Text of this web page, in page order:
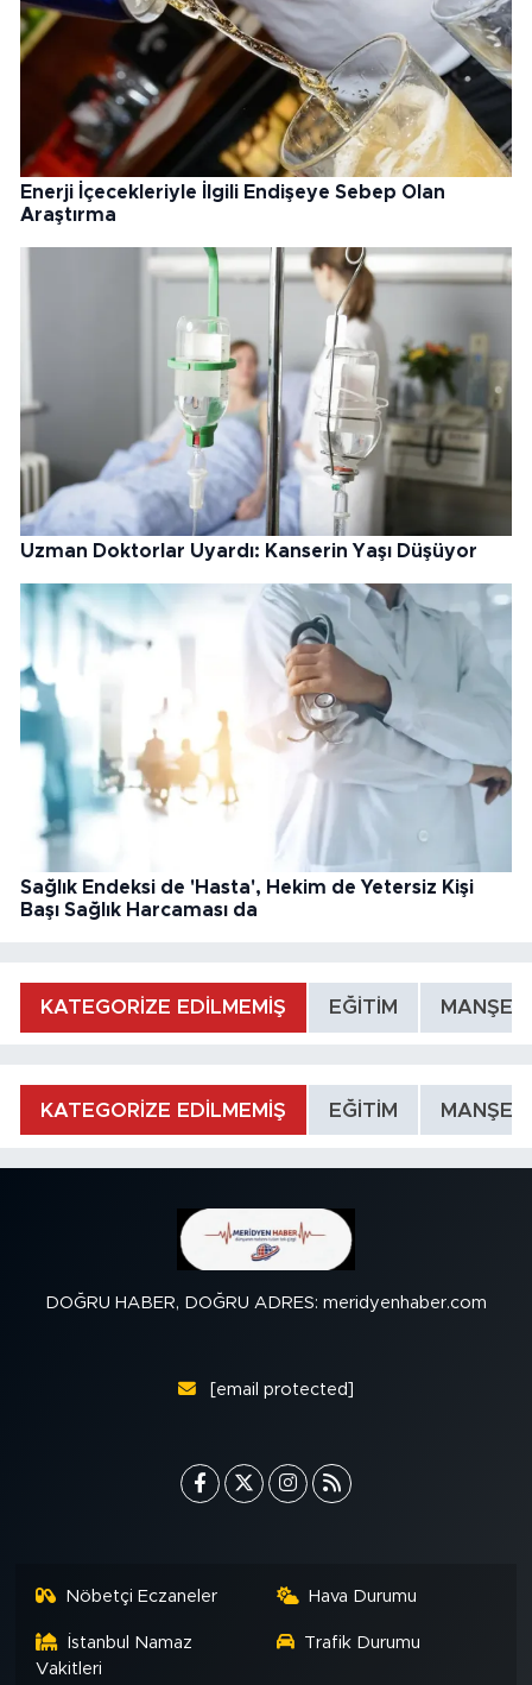
Enerji İçecekleriyle İlgili Endişeye Sebep Olan
Araştırma
Uzman Doktorlar Uyardı: Kanserin Yaşı Düşüyor
Sağlık Endeksi de 'Hasta', Hekim de Yetersiz Kişi
Başı Sağlık Harcaması da
KATEGORİZE EDİLMEMİŞ EĞİTİM MANŞET
KATEGORİZE EDİLMEMİŞ EĞİTİM MANŞET
DOĞRU HABER, DOĞRU ADRES: meridyenhaber.com
[email protected]
Nöbetçi Eczaneler Hava Durumu
İstanbul Namaz
Vakitleri
Trafik Durumu